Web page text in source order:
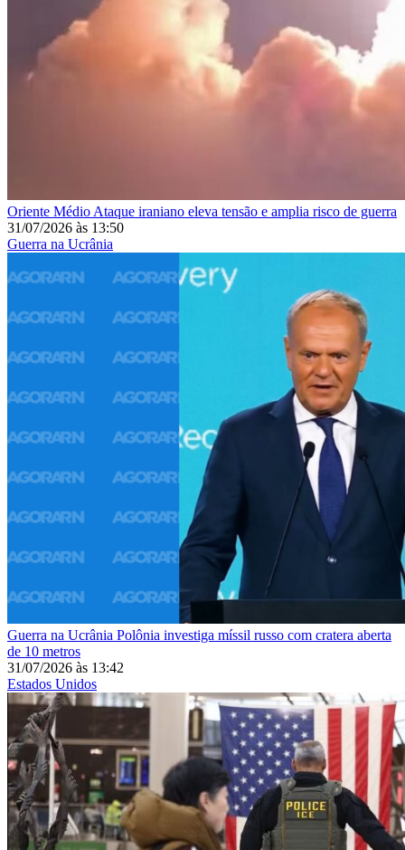
Oriente Médio Ataque iraniano eleva tensão e amplia risco de guerra
31/07/2026 às 13:50
Guerra na Ucrânia
Guerra na Ucrânia Polônia investiga míssil russo com cratera aberta
de 10 metros
31/07/2026 às 13:42
Estados Unidos